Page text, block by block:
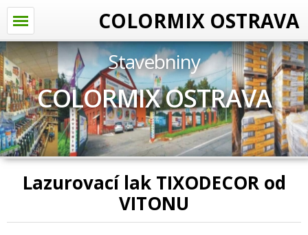
COLORMIX OSTRAVA
Stavebniny
COLORMIX OSTRAVA
Lazurovací lak TIXODECOR od
VITONU